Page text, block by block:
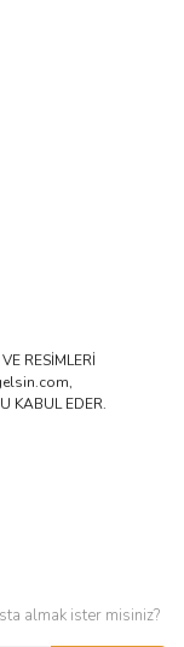
RESİMLERİ
KABUL EDER.
almak ister misiniz?